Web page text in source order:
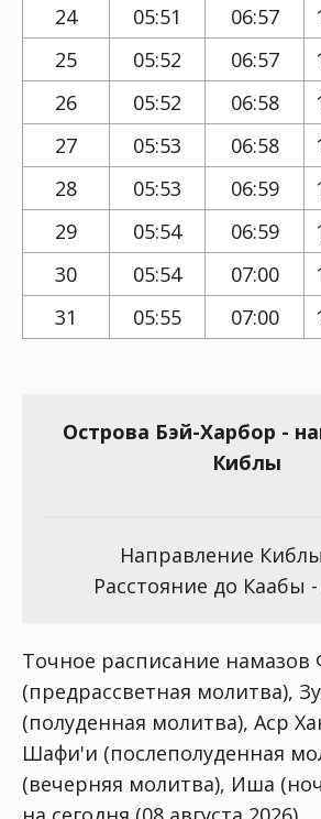
24 05:51 06:57
25
05:52 06:57
26
05:52 06:58
27
05:53 06:58
28
05:53 06:59
29
05:54 06:59
30
05:54 07:00
31
05:55 07:00
Острова Бэй-Харбор -
Киблы
Направление
Расстояние до Каабы
Точное расписание намазов
(предрассветная молитва),
(полуденная молитва), Аср
Шафи'и (послеполуденная
(вечерняя молитва), Иша